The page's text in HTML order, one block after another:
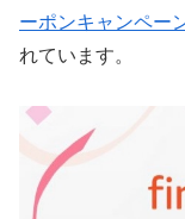
ーポンキャンペー
れています。